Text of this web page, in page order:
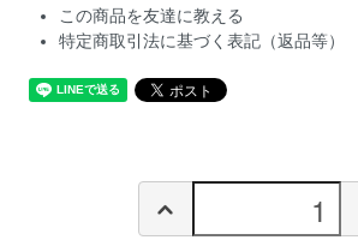
この商品を友達に教える
特定商取引法に基づく表記（返品等）